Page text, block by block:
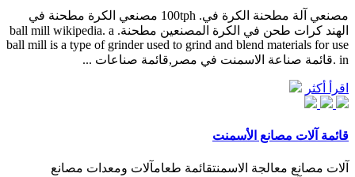
مصنعي آلة مطحنة الكرة في. 100tph مصنعي الكرة مطحنة في
الهند كرات طحن في الكرة المصنعين مطحنة. ball mill wikipedia. a
ball mill is a type of grinder used to grind and blend materials for use
in .قائمة صناعة الاسمنت في مصر,قائمة صناعات ...
اقرأ أكثر
قائمة آلات مصانع الأسمنت
آلات مصانع معالجة الاسمنتقائمة طعامآلات ومعدات مصانع